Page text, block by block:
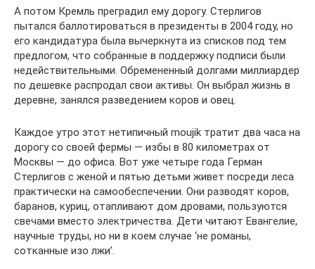
А потом Кремль преградил ему дорогу. Стерлигов
пытался баллотироваться в президенты в 2004 году, но
его кандидатура была вычеркнута из списков под тем
предлогом, что собранные в поддержку подписи были
недействительными. Обремененный долгами миллиардер
по дешевке распродал свои активы. Он выбрал жизнь в
деревне, занялся разведением коров и овец.
Каждое утро этот нетипичный moujik тратит два часа на
дорогу со своей фермы — избы в 80 километрах от
Москвы — до офиса. Вот уже четыре года Герман
Стерлигов с женой и пятью детьми живет посреди леса
практически на самообеспечении. Они разводят коров,
баранов, куриц, отапливают дом дровами, пользуются
свечами вместо электричества. Дети читают Евангелие,
научные труды, но ни в коем случае ‘не романы,
сотканные изо лжи’.